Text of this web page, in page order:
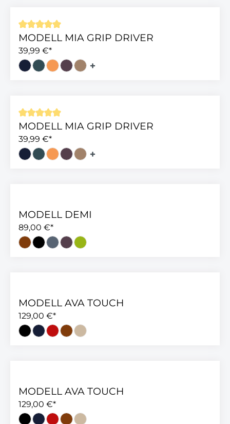
Durchschnittliche Bewertung von 5 von 5
MODELL MIA GRIP DRIVER
39,99 €*
Durchschnittliche Bewertung von 5 von 5
MODELL MIA GRIP DRIVER
39,99 €*
MODELL DEMI
89,00 €*
MODELL AVA TOUCH
129,00 €*
MODELL AVA TOUCH
129,00 €*